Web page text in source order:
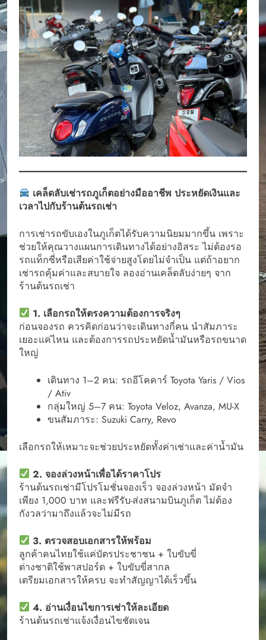
เคล็ดลับเช่ารถภูเก็ตอย่างมืออาชีพ ประหยัดเงินและ
เวลาไปกับร้านต้นรถเช่า
การเช่ารถขับเองในภูเก็ตได้รับความนิยมมากขึ้น เพราะ
ช่วยให้คุณวางแผนการเดินทางได้อย่างอิสระ ไม่ต้องรอ
รถแท็กซี่หรือเสียค่าใช้จ่ายสูงโดยไม่จำเป็น แต่ถ้าอยาก
เช่ารถคุ้มค่าและสบายใจ ลองอ่านเคล็ดลับง่ายๆ จาก
ร้านต้นรถเช่า
1. เลือกรถให้ตรงความต้องการจริงๆ
ก่อนจองรถ ควรคิดก่อนว่าจะเดินทางกี่คน นำสัมภาระ
เยอะแค่ไหน และต้องการรถประหยัดน้ำมันหรือรถขนาด
ใหญ่
เดินทาง 1–2 คน: รถอีโคคาร์ Toyota Yaris / Vios
/ Ativ
กลุ่มใหญ่ 5–7 คน: Toyota Veloz, Avanza, MU-X
ขนสัมภาระ: Suzuki Carry, Revo
เลือกรถให้เหมาะจะช่วยประหยัดทั้งค่าเช่าและค่าน้ำมัน
2. จองล่วงหน้าเพื่อได้ราคาโปร
ร้านต้นรถเช่ามีโปรโมชั่นจองเร็ว จองล่วงหน้า มัดจำ
เพียง 1,000 บาท และฟรีรับ-ส่งสนามบินภูเก็ต ไม่ต้อง
กังวลว่ามาถึงแล้วจะไม่มีรถ
3. ตรวจสอบเอกสารให้พร้อม
ลูกค้าคนไทยใช้แค่บัตรประชาชน + ใบขับขี่
ต่างชาติใช้พาสปอร์ต + ใบขับขี่สากล
เตรียมเอกสารให้ครบ จะทำสัญญาได้เร็วขึ้น
4. อ่านเงื่อนไขการเช่าให้ละเอียด
ร้านต้นรถเช่าแจ้งเงื่อนไขชัดเจน